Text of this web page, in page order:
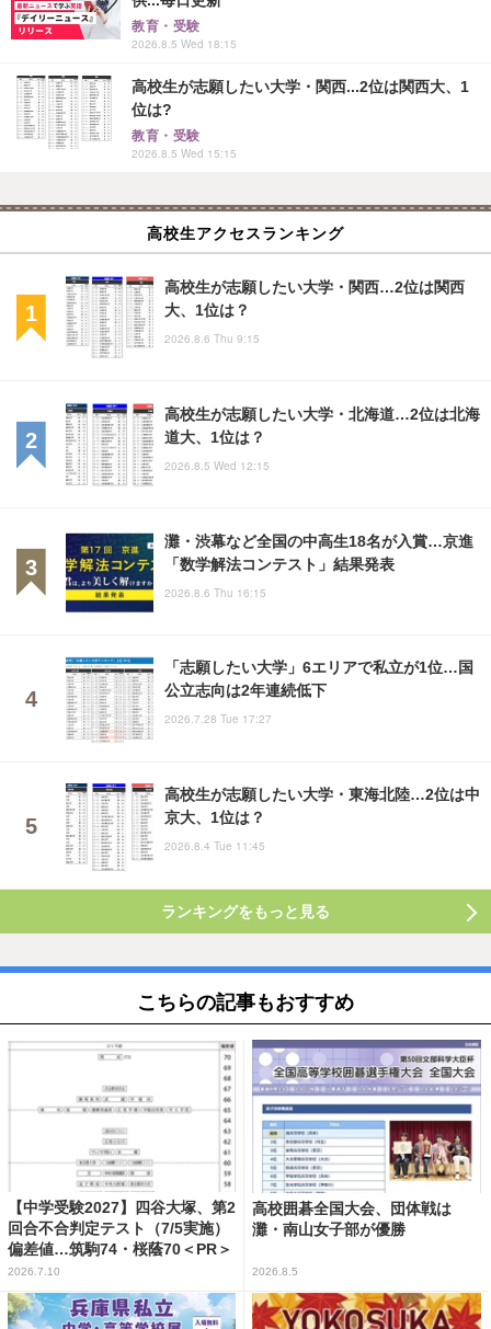
教育・受験
2026.8.5 Wed 18:15
高校生が志願したい大学・関西...2位は関西大、1
位は?
教育・受験
2026.8.5 Wed 15:15
高校生アクセスランキング
高校生が志願したい大学・関西…2位は関西
大、1位は？
2026.8.6 Thu 9:15
高校生が志願したい大学・北海道…2位は北海
道大、1位は？
2026.8.5 Wed 12:15
灘・渋幕など全国の中高生18名が入賞…京進
「数学解法コンテスト」結果発表
2026.8.6 Thu 16:15
「志願したい大学」6エリアで私立が1位…国
公立志向は2年連続低下
2026.7.28 Tue 17:27
高校生が志願したい大学・東海北陸…2位は中
京大、1位は？
2026.8.4 Tue 11:45
ランキングをもっと見る
こちらの記事もおすすめ
【中学受験2027】四谷大塚、第2
回合不合判定テスト（7/5実施）
偏差値…筑駒74・桜蔭70＜PR＞
2026.7.10
高校囲碁全国大会、団体戦は
灘・南山女子部が優勝
2026.8.5